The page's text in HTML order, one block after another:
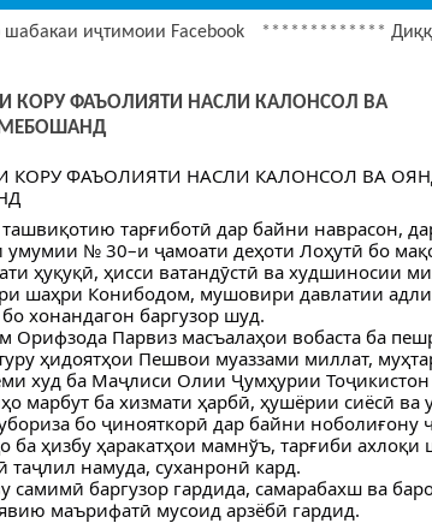
иҷтимоии Facebook ************* Диққат
ФАЪОЛИЯТИ НАСЛИ КАЛОНСОЛ ВА
ФАЪОЛИЯТИ НАСЛИ КАЛОНСОЛ ВА
тарғиботӣ дар байни наврасон,
умумии № 30–и ҷамоати деҳоти Лоҳутӣ бо
ҳуқуқӣ, ҳисси ватандӯстӣ ва худшиносии
шаҳри Конибодом, мушовири давлатии
хонандагон баргузор шуд.
Парвиз масъалаҳои вобаста ба
ҳидоятҳои Пешвои муаззами миллат,
худ ба Маҷлиси Олии Ҷумҳурии Тоҷикистон
марбут ба хизмати ҳарбӣ, ҳушёрии сиёсӣ ва
бо ҷинояткорӣ дар байни ноболиғону
ҳизбу ҳаракатҳои мамнўъ, тарғиби ахлоқи
намуда, суханронӣ кард.
самимӣ баргузор гардида, самарабахш ва
маърифатӣ мусоид арзёбӣ гардид.